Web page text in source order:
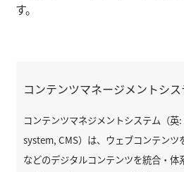
す。
コンテンツマネージメントシ
コンテンツマネジメントシステム（
system, CMS）は、ウェブコンテンツ
などのデジタルコンテンツを統合・